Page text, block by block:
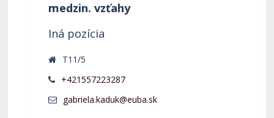
medzin. vzťahy
Iná pozícia
T11/5
+421557223287